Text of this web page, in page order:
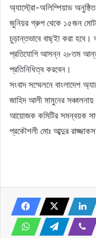
অ্যাস্ট্রো-অলিম্পিয়াড
জুনিয়র গ্রুপ থেকে ১৫জন
চুড়ান্তভাবে বাছ্ইা করা হবে।
প্রতিযোগি আসন্ন ২৮তম
প্রতিনিধিত্ব করবেন।
সংবাদ সম্মেলনে বাংলাদেশ
জাহিদ আলী মামুনের
আয়োজক কমিটির সমন্বয়ক
প্রকৌশলী মোঃ আব্দুর